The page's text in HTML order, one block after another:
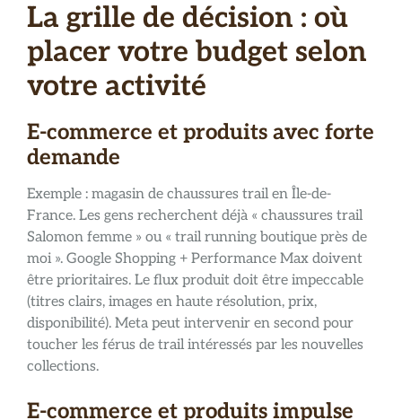
La grille de décision : où
placer votre budget selon
votre activité
E-commerce et produits avec forte
demande
Exemple : magasin de chaussures trail en Île-de-
France. Les gens recherchent déjà « chaussures trail
Salomon femme » ou « trail running boutique près de
moi ». Google Shopping + Performance Max doivent
être prioritaires. Le flux produit doit être impeccable
(titres clairs, images en haute résolution, prix,
disponibilité). Meta peut intervenir en second pour
toucher les férus de trail intéressés par les nouvelles
collections.
E-commerce et produits impulse